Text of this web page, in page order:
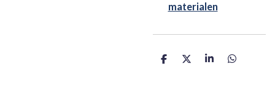
materialen
D
D
S
D